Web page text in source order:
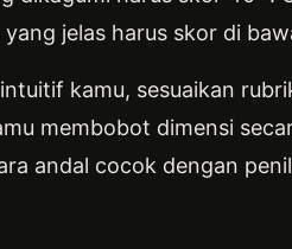
jelas harus skor di
kamu, sesuaikan
membobot dimensi
andal cocok dengan